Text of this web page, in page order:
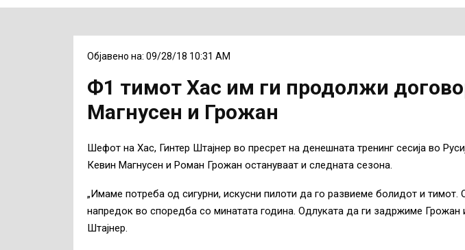
Објавено на: 09/28/18 10:31 AM
Ф1 тимот Хас им ги продолжи
Магнусен и Грожан
Шефот на Хас, Гинтер Штајнер во пресрет на денешната тренинг сесија во
Кевин Магнусен и Роман Грожан остануваат и следната сезона.
„Имаме потреба од сигурни, искусни пилоти да го развиеме болидот и
напредок во споредба со минатата година. Одлуката да ги задржиме Грожан
Штајнер.